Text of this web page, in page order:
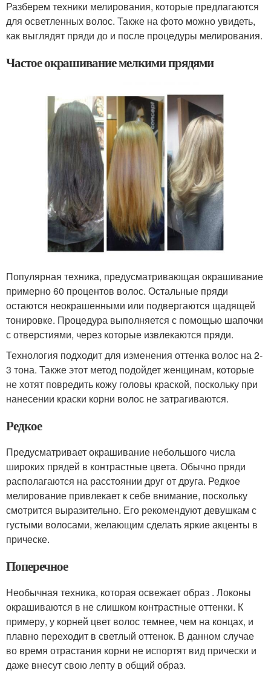
Разберем техники мелирования, которые предлагаются
для осветленных волос. Также на фото можно увидеть,
как выглядят пряди до и после процедуры мелирования.
Частое окрашивание мелкими прядями
Популярная техника, предусматривающая окрашивание
примерно 60 процентов волос. Остальные пряди
остаются неокрашенными или подвергаются щадящей
тонировке. Процедура выполняется с помощью шапочки
с отверстиями, через которые извлекаются пряди.
Технология подходит для изменения оттенка волос на 2-
3 тона. Также этот метод подойдет женщинам, которые
не хотят повредить кожу головы краской, поскольку при
нанесении краски корни волос не затрагиваются.
Редкое
Предусматривает окрашивание небольшого числа
широких прядей в контрастные цвета. Обычно пряди
располагаются на расстоянии друг от друга. Редкое
мелирование привлекает к себе внимание, поскольку
смотрится выразительно. Его рекомендуют девушкам с
густыми волосами, желающим сделать яркие акценты в
прическе.
Поперечное
Необычная техника, которая освежает образ . Локоны
окрашиваются в не слишком контрастные оттенки. К
примеру, у корней цвет волос темнее, чем на концах, и
плавно переходит в светлый оттенок. В данном случае
во время отрастания корни не испортят вид прически и
даже внесут свою лепту в общий образ.